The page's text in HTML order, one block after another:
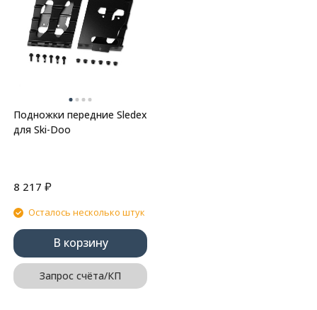
Подножки передние Sledex
для Ski-Doo
8 217 ₽
Осталось несколько штук
В корзину
Запрос счёта/КП